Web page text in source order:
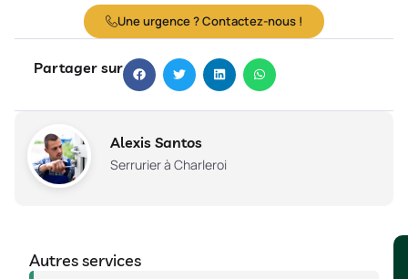
Une urgence ? Contactez-nous !
Partager sur
Alexis Santos
Serrurier à Charleroi
Autres services